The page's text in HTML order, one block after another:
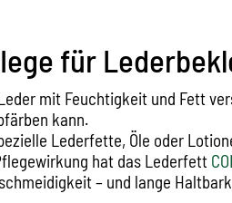
für
mit Feuchtigkeit und Fett
kann.
Lederfette, Öle oder
hat das Lederfett
– und lange